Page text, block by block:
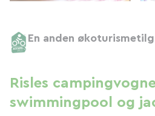
En anden
Risles
swimmingpool og